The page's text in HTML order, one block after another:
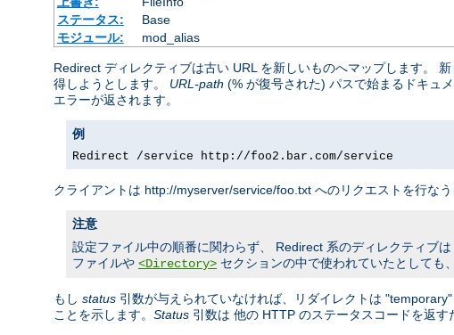
ステータス:
Base
モジュール:
mod_alias
Redirect ディレクティブは古い URL を新しいものへマップします。
得しようとします。 URL-path (% が復号された) パスで始まるドキュ
エラーが返されます。
例
Redirect /service http://foo2.bar.com/service
クライアントは http://myserver/service/foo.txt へのリクエストを行な
注意
設定ファイル中の順番に関わらず、 Redirect 系のディレクティブ
ファイルや <Directory> セクションの中で使われていたとしても、
もし status 引数が与えられていなければ、リダイレクトは
ことを示します。 Status 引数は 他の HTTP のステータスコードを返